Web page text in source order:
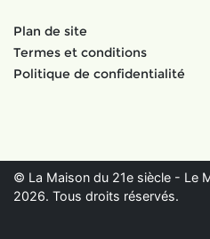
Plan de site
Termes et conditions
Politique de confidentialité
© La Maison du 21e siècle - Le
2026. Tous droits réservés.